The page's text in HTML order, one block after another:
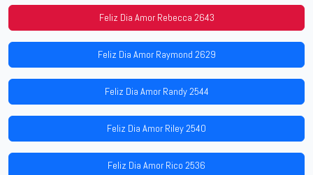
Feliz Dia Amor Rebecca 2643
Feliz Dia Amor Raymond 2629
Feliz Dia Amor Randy 2544
Feliz Dia Amor Riley 2540
Feliz Dia Amor Rico 2536